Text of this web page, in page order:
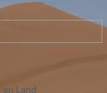
Land